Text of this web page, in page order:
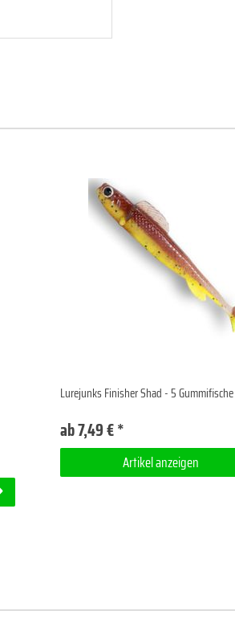
Lurejunks Finisher Shad - 5 Gummifische
ab 7,49 € *
Artikel anzeigen